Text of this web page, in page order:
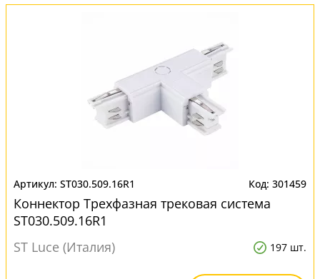
ST030.509.16R1 301459
Коннектор Трехфазная трековая система
ST030.509.16R1
ST Luce (Италия)
197 шт.